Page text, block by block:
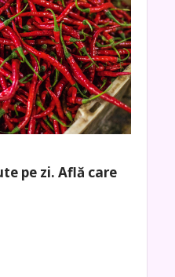
pe zi. Află care